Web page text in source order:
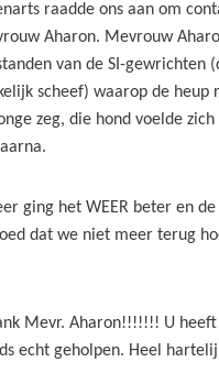
raadde ons aan om
Aharon. Mevrouw
van de SI-gewrichten
scheef) waarop de heup
zeg, die hond voelde
ging het WEER beter en
dat we niet meer terug
Mevr. Aharon!!!!!!! U
echt geholpen. Heel